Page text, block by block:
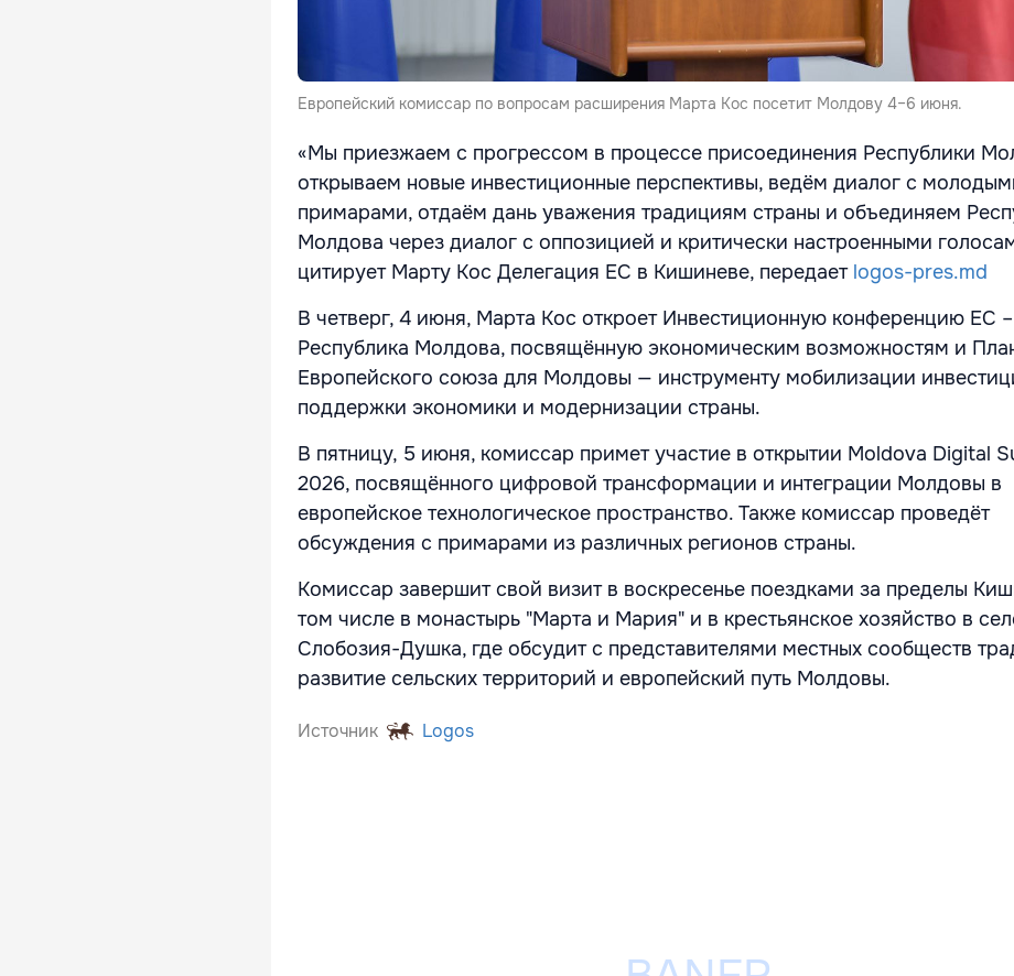
Европейский комиссар по вопросам расширения Марта Кос посетит Молдову 4–6 июня.
«Мы приезжаем с прогрессом в процессе присоединения Республики
открываем новые инвестиционные перспективы, ведём диалог с
примарами, отдаём дань уважения традициям страны и объединяем
Молдова через диалог с оппозицией и критически настроенными
цитирует Марту Кос Делегация ЕС в Кишиневе, передает logos-pres.md
В четверг, 4 июня, Марта Кос откроет Инвестиционную конференцию ЕС –
Республика Молдова, посвящённую экономическим возможностям и
Европейского союза для Молдовы — инструменту мобилизации
поддержки экономики и модернизации страны.
В пятницу, 5 июня, комиссар примет участие в открытии Moldova Digital
2026, посвящённого цифровой трансформации и интеграции Молдовы в
европейское технологическое пространство. Также комиссар проведёт
обсуждения с примарами из различных регионов страны.
Комиссар завершит свой визит в воскресенье поездками за пределы
том числе в монастырь "Марта и Мария" и в крестьянское хозяйство в
Слобозия-Душка, где обсудит с представителями местных сообществ
развитие сельских территорий и европейский путь Молдовы.
Источник Logos